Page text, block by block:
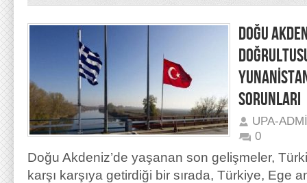
DOĞU
SORUNLARI
UPA-
0
Doğu Akdeniz’de yaşanan son gelişmeler,
karşı karşıya getirdiği bir sırada, Türkiye, Ege